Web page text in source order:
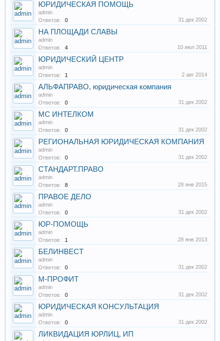
ЮРИДИЧЕСКАЯ ПОМОЩЬ
admin
Ответов:
0 31 дек 2002
НА ПЛОЩАДИ СЛАВЫ
admin
Ответов:
4 10 июл 2011
ЮРИДИЧЕСКИЙ ЦЕНТР
admin
Ответов:
1 2 авг 2014
АЛЬФАПРАВО, юридическая компания
admin
Ответов:
0 31 дек 2002
МС ИНТЕЛКОМ
admin
Ответов:
0 31 дек 2002
РЕГИОНАЛЬНАЯ ЮРИДИЧЕСКАЯ КОМПАНИЯ
admin
Ответов:
0 31 дек 2002
СТАНДАРТ.ПРАВО
admin
Ответов:
8 28 янв 2015
ПРАВОЕ ДЕЛО
admin
Ответов:
0 31 дек 2002
ЮР-ПОМОЩЬ
admin
Ответов:
1 28 янв 2013
БЕЛИНВЕСТ
admin
Ответов:
0 31 дек 2002
М-ПРОФИТ
admin
Ответов:
0 31 дек 2002
ЮРИДИЧЕСКАЯ КОНСУЛЬТАЦИЯ
admin
Ответов:
0 31 дек 2002
ЛИКВИДАЦИЯ ЮРЛИЦ, ИП